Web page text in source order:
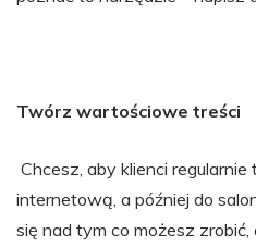
Twórz wartościowe treści
Chcesz, aby klienci
internetową, a później do
się nad tym co możesz